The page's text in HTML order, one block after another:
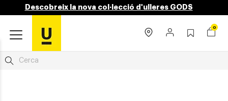
Descobreix la nova col·lecció d'ulleres GODS
0